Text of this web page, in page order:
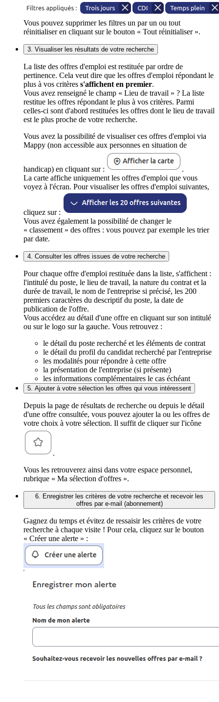
Vous pouvez supprimer les filtres un par un ou tout
réinitialiser en cliquant sur le bouton « Tout réinitialiser ».
3. Visualiser les résultats de votre recherche
La liste des offres d'emploi est restituée par ordre de
pertinence. Cela veut dire que les offres d'emploi répondant le
plus à vos critères s'affichent en premier.
Vous avez renseigné le champ « Lieu de travail » ? La liste
restitue les offres répondant le plus à vos critères. Parmi
celles-ci sont d'abord restituées les offres dont le lieu de travail
est le plus proche de votre recherche.
Vous avez la possibilité de visualiser ces offres d'emploi via
Mappy (non accessible aux personnes en situation de
handicap) en cliquant sur :
.
La carte affiche uniquement les offres d'emploi que vous
voyez à l'écran. Pour visualiser les offres d'emploi suivantes,
cliquez sur :
Vous avez également la possibilité de changer le
« classement » des offres : vous pouvez par exemple les trier
par date.
4. Consulter les offres issues de votre recherche
Pour chaque offre d'emploi restituée dans la liste, s'affichent :
l'intitulé du poste, le lieu de travail, la nature du contrat et la
durée de travail, le nom de l'entreprise si précisé, les 200
premiers caractères du descriptif du poste, la date de
publication de l'offre.
Vous accédez au détail d'une offre en cliquant sur son intitulé
ou sur le logo sur la gauche. Vous retrouvez :
le détail du poste recherché et les éléments de contrat
le détail du profil du candidat recherché par l'entreprise
les modalités pour répondre à cette offre
la présentation de l'entreprise (si présente)
les informations complémentaires le cas échéant
5. Ajouter à votre sélection les offres qui vous intéressent
Depuis la page de résultats de recherche ou depuis le détail
d'une offre consultée, vous pouvez ajouter la ou les offres de
votre choix à votre sélection. Il suffit de cliquer sur l'icône
.
Vous les retrouverez ainsi dans votre espace personnel,
rubrique « Ma sélection d'offres ».
6. Enregistrer les critères de votre recherche et recevoir les
offres par e-mail (abonnement)
Gagnez du temps et évitez de ressaisir les critères de votre
recherche à chaque visite ! Pour cela, cliquez sur le bouton
« Créer une alerte » :